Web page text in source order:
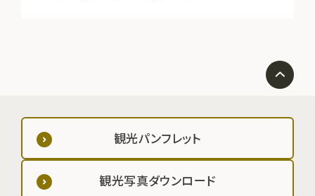
観光パンフレット
観光写真ダウンロード